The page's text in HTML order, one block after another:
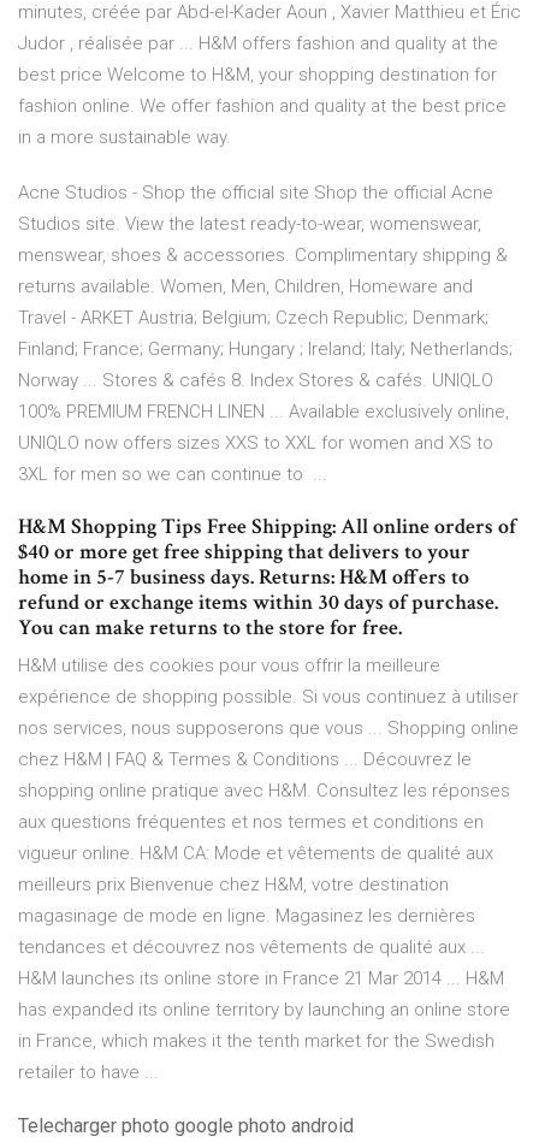
minutes, créée par Abd-el-Kader Aoun , Xavier Matthieu et Éric
Judor , réalisée par ... H&M offers fashion and quality at the
best price Welcome to H&M, your shopping destination for
fashion online. We offer fashion and quality at the best price
in a more sustainable way.
Acne Studios - Shop the official site Shop the official Acne
Studios site. View the latest ready-to-wear, womenswear,
menswear, shoes & accessories. Complimentary shipping &
returns available. Women, Men, Children, Homeware and
Travel - ARKET Austria; Belgium; Czech Republic; Denmark;
Finland; France; Germany; Hungary ; Ireland; Italy; Netherlands;
Norway ... Stores & cafés 8. Index Stores & cafés. UNIQLO
100% PREMIUM FRENCH LINEN ... Available exclusively online,
UNIQLO now offers sizes XXS to XXL for women and XS to
3XL for men so we can continue to ...
H&M Shopping Tips Free Shipping: All online orders of
$40 or more get free shipping that delivers to your
home in 5-7 business days. Returns: H&M offers to
refund or exchange items within 30 days of purchase.
You can make returns to the store for free.
H&M utilise des cookies pour vous offrir la meilleure
expérience de shopping possible. Si vous continuez à utiliser
nos services, nous supposerons que vous ... Shopping online
chez H&M | FAQ & Termes & Conditions ... Découvrez le
shopping online pratique avec H&M. Consultez les réponses
aux questions fréquentes et nos termes et conditions en
vigueur online. H&M CA: Mode et vêtements de qualité aux
meilleurs prix Bienvenue chez H&M, votre destination
magasinage de mode en ligne. Magasinez les dernières
tendances et découvrez nos vêtements de qualité aux ...
H&M launches its online store in France 21 Mar 2014 ... H&M
has expanded its online territory by launching an online store
in France, which makes it the tenth market for the Swedish
retailer to have ...
Telecharger photo google photo android